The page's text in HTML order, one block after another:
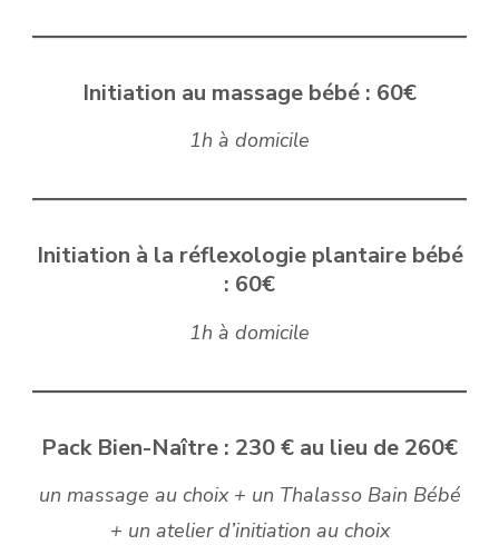
Initiation au massage bébé : 60€
1h à domicile
Initiation à la réflexologie plantaire bébé
: 60€
1h à domicile
Pack Bien-Naître : 230 € au lieu de 260€
un massage au choix + un Thalasso Bain Bébé
+ un atelier d’initiation au choix